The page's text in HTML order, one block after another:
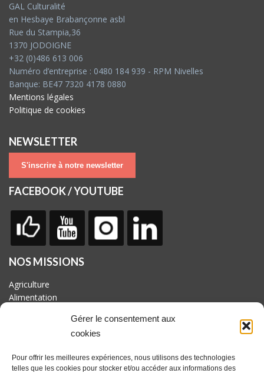
Gérer le consentement aux
cookies
Pour offrir les meilleures expériences, nous utilisons des technologies
telles que les cookies pour stocker et/ou accéder aux informations des
GAL Culturalité
en Hesbaye Brabançonne asbl
Rue du Stampia,36
1370 JODOIGNE
+32 (0)486 613 006
Numéro d’entreprise : 0480 184 939 - RPM Nivelles
Banque: BE47 7320 4178 0880
Mentions légales
Politique de cookies
NEWSLETTER
S'inscrire à notre newsletter
FACEBOOK / YOUTUBE
NOS MISSIONS
Agriculture
Alimentation
Mobilité